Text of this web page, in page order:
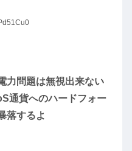
力問題は無視出来ない
通貨へのハードフォー
落するよ